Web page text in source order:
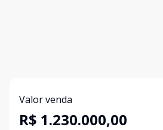
Valor venda
R$ 1.230.000,00